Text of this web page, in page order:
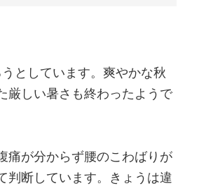
としています。爽やかな秋
厳しい暑さも終わったようで
痛が分からず腰のこわばりが
判断しています。きょうは違